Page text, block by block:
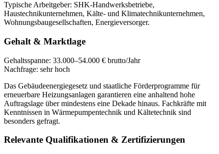
Typische Arbeitgeber: SHK-Handwerksbetriebe,
Haustechnikunternehmen, Kälte- und Klimatechnikunternehmen,
Wohnungsbaugesellschaften, Energieversorger.
Gehalt & Marktlage
Gehaltsspanne: 33.000–54.000 € brutto/Jahr
Nachfrage: sehr hoch
Das Gebäudeenergiegesetz und staatliche Förderprogramme für
erneuerbare Heizungsanlagen garantieren eine anhaltend hohe
Auftragslage über mindestens eine Dekade hinaus. Fachkräfte mit
Kenntnissen in Wärmepumpentechnik und Kältetechnik sind
besonders gefragt.
Relevante Qualifikationen & Zertifizierungen